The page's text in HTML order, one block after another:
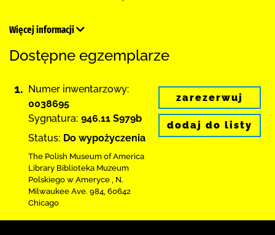
Więcej informacji
Dostępne egzemplarze
1. Numer inwentarzowy:
0038695
Sygnatura: 946.11 S979b
Status: Do wypożyczenia
The Polish Museum of America
Library Biblioteka Muzeum
Polskiego w Ameryce
N.
Milwaukee Ave. 984 60642
Chicago
zarezerwuj
dodaj do listy